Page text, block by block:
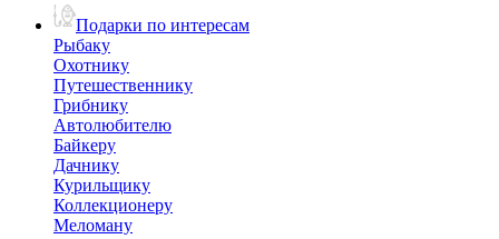
Подарки по интересам
Рыбаку
Охотнику
Путешественнику
Грибнику
Автолюбителю
Байкеру
Дачнику
Курильщику
Коллекционеру
Меломану